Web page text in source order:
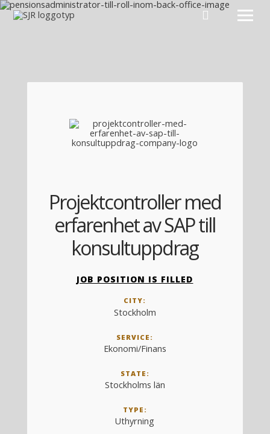
Hoppa till innehåll
JOB POSITION IS FILLED
CITY:
Stockholm
SERVICE:
Ekonomi/Finans
STATE:
Stockholms län
TYPE:
Uthyrning
Projektcontroller med
erfarenhet av SAP till
konsultuppdrag